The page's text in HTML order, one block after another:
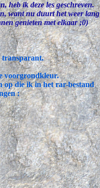
heb ik deze les geschreven.
want nu duurt het weer lang
genieten met elkaar ;0)
transparant.
voorgrondkleur.
op die ik in het rar-bestand
: